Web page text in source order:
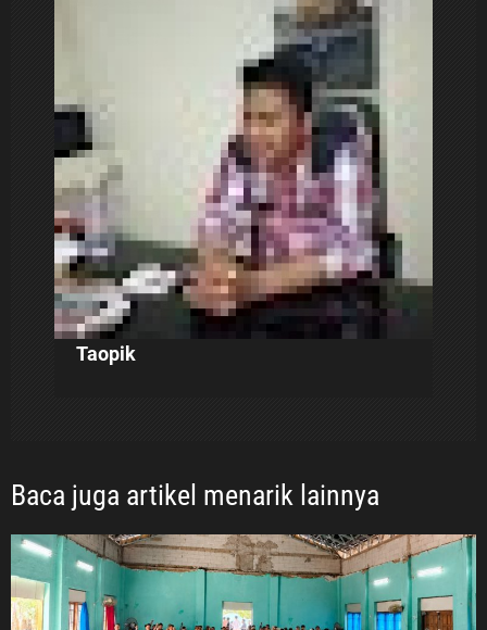
Taopik
Baca juga artikel menarik lainnya